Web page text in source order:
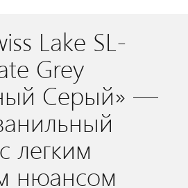
Lake SL-
Grey
Серый» —
легким
нюансом